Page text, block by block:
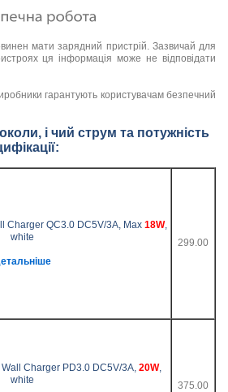
мати зарядний пристрій. Зазвичай для
ця інформація може не відповідати
гарантують користувачам безпечний
і чий струм та потужність
Charger QC3.0 DC5V/3A, Max 18W,
white
299.00
Charger PD3.0 DC5V/3A, 20W,
white
375.00